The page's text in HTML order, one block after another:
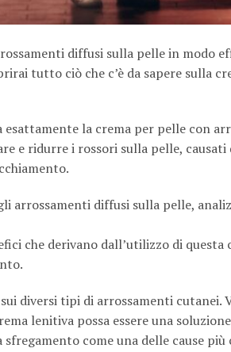
diffusi sulla pelle in modo
tutto ciò che c’è da sapere sulla
esattamente la crema per pelle con
e ridurre i rossori sulla pelle,
diffusi sulla pelle,
che derivano dall’utilizzo di questa
diversi tipi di arrossamenti cutanei.
lenitiva possa essere una
come una delle cause